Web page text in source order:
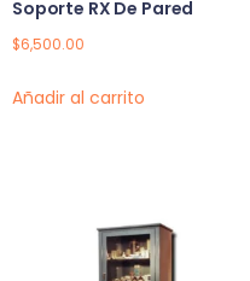
Soporte RX De Pared
$6,500.00
Añadir al carrito